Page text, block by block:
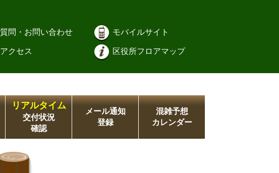
質問・お問い合わせ モバイルサイト
アクセス 区役所フロアマップ
リアルタイム
交付状況
確認
メール通知
登録
混雑予想
カレンダー